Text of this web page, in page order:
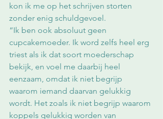
kon ik me op het schrijven storten
zonder enig schuldgevoel.
“Ik ben ook absoluut geen
cupcakemoeder. Ik word zelfs heel erg
triest als ik dat soort moederschap
bekijk, en voel me daarbij heel
eenzaam, omdat ik niet begrijp
waarom iemand daarvan gelukkig
wordt. Het zoals ik niet begrijp waarom
koppels gelukkig worden van